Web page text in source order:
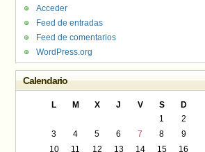
Acceder
Feed de entradas
Feed de comentarios
WordPress.org
Calendario
L M X J V S
D
1
2
3
4 5 6 7 8
9
10
11 12 13 14 15
16